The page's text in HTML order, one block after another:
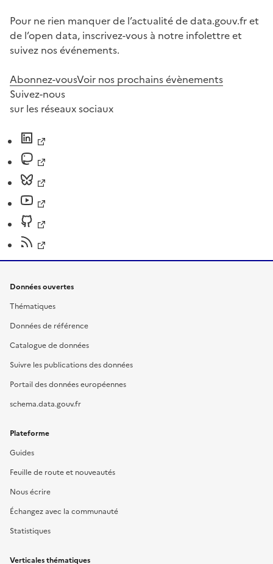
Pour ne rien manquer de l’actualité de data.gouv.fr et
de l’open data, inscrivez-vous à notre infolettre et
suivez nos événements.
Abonnez-vousVoir nos prochains évènements
Suivez-nous
sur les réseaux sociaux
Données ouvertes
Thématiques
Données de référence
Catalogue de données
Suivre les publications des données
Portail des données européennes
schema.data.gouv.fr
Plateforme
Guides
Feuille de route et nouveautés
Nous écrire
Échangez avec la communauté
Statistiques
Verticales thématiques